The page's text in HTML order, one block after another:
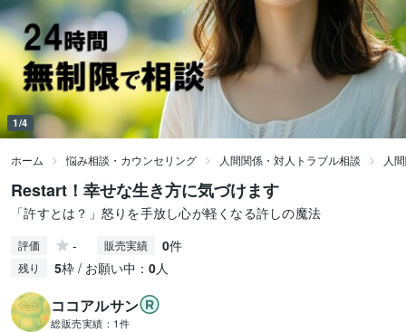
1/4
ホーム 悩み相談・カウンセリング 人間関係・対人トラブル相談 人
Restart！幸せな生き方に気づけます
「許すとは？」怒りを手放し心が軽くなる許しの魔法
評価 - 販売実績 0件
残り 5枠 / お願い中： 0人
ココアルサン
総販売実績： 1件